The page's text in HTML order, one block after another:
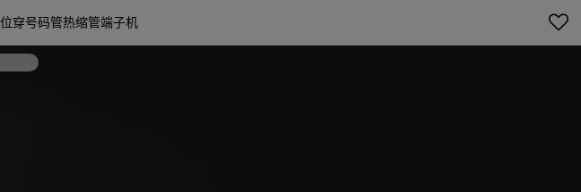
穿号码管热缩管端子机